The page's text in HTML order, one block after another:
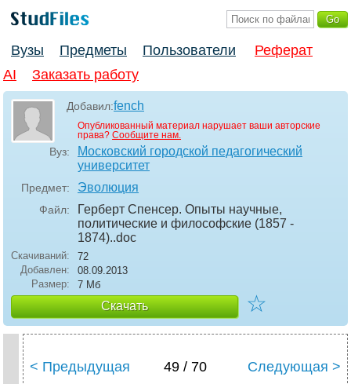
Вузы Предметы Пользователи
Реферат
AI
Заказать работу
Добавил:fench
Опубликованный материал нарушает ваши авторские
права? Сообщите нам.
Вуз:
Московский городской педагогический
университет
Предмет: Эволюция
Файл:
Герберт Спенсер. Опыты научные,
политические и философские (1857 -
1874)..doc
Скачиваний:
72
Добавлен:
08.09.2013
Размер:
7 Мб
Скачать ☆
< Предыдущая 49 / 70 Следующая >